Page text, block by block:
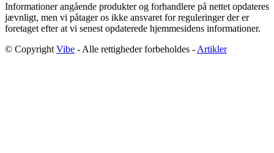
Informationer angående produkter og forhandlere på nettet opdateres
jævnligt, men vi påtager os ikke ansvaret for reguleringer der er
foretaget efter at vi senest opdaterede hjemmesidens informationer.
© Copyright Vibe - Alle rettigheder forbeholdes - Artikler